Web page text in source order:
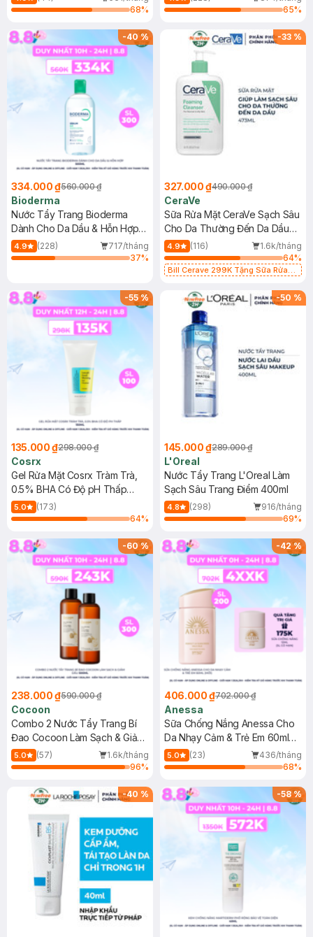
68%
65%
-40%
334.000 ₫560.000 ₫
Bioderma
Nước Tẩy Trang Bioderma
Dành Cho Da Dầu & Hỗn Hợp
500ml
4.9 (228)
717/tháng
37%
-33 %
327.000 ₫490.000 ₫
CeraVe
Sữa Rửa Mặt CeraVe Sạch Sâu
Cho Da Thường Đến Da Dầu
473ml
4.9 (116)
1.6k/tháng
64%
Bill Cerave 299K Tặng Sữa Rửa
-55%
135.000 ₫298.000 ₫
Cosrx
Gel Rửa Mặt Cosrx Tràm Trà,
0.5% BHA Có Độ pH Thấp
150ml
5.0
(173)
64%
-50 %
145.000 ₫289.000 ₫
L'Oreal
Nước Tẩy Trang L'Oreal Làm
Sạch Sâu Trang Điểm 400ml
4.8 (298)
916/tháng
69%
-60%
238.000 ₫590.000 ₫
Cocoon
Combo 2 Nước Tẩy Trang Bí
Đao Cocoon Làm Sạch & Giảm
Dầu 500ml
5.0 (57)
1.6k/tháng
96%
-42%
406.000 ₫702.000 ₫
Anessa
Sữa Chống Nắng Anessa Cho
Da Nhạy Cảm & Trẻ Em 60ml
(Mới)
5.0 (23)
436/tháng
68%
-40 % -58%